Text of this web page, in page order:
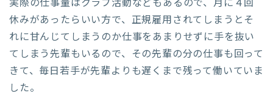
実際の仕事量はクラブ活動などもあるので、月に４回
休みがあったらいい方で、正規雇用されてしまうとそ
れに甘んじてしまうのか仕事をあまりせずに手を抜い
てしまう先輩もいるので、その先輩の分の仕事も回って
きて、毎日若手が先輩よりも遅くまで残って働いていま
した。